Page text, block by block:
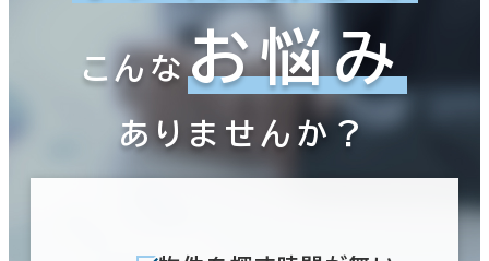
こんなお悩み
ありませんか？